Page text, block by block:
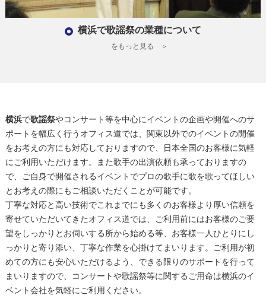
横浜で歌謡祭の業種について
をもっと見る ＞
横浜で歌謡祭やコンサート等を中心にイベントの企画や開催へのサ
ポートを幅広く行うオフィス道では、関東以外でのイベントの開催
をお考えの方にも対応しておりますので、日本全国のお客様に気軽
にご利用いただけます。また歌手の出演依頼も承っておりますの
で、ご自身で開催されるイベントでプロの歌手に歌を歌ってほしい
とお考えの際にもご相談いただくことが可能です。
丁寧な対応と高い技術でこれまでにも多くのお客様より厚い信頼を
寄せていただいてきたオフィス道では、ご利用前にはお客様のご要
望をしっかりとお伺いする所から始める等、お客様一人ひとりにし
っかりと寄り添い、丁寧な作業を心掛けてまいります。ご利用が初
めての方にも安心いただけるよう、できる限りのサポートを行って
まいりますので、コンサートや歌謡祭等に関するご用命は横浜のイ
ベント会社を気軽にご利用ください。